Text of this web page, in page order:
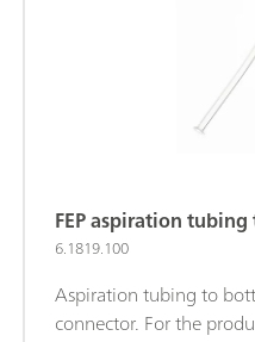
FEP aspiration
6.1819.100
Aspiration tubing to
connector. For the